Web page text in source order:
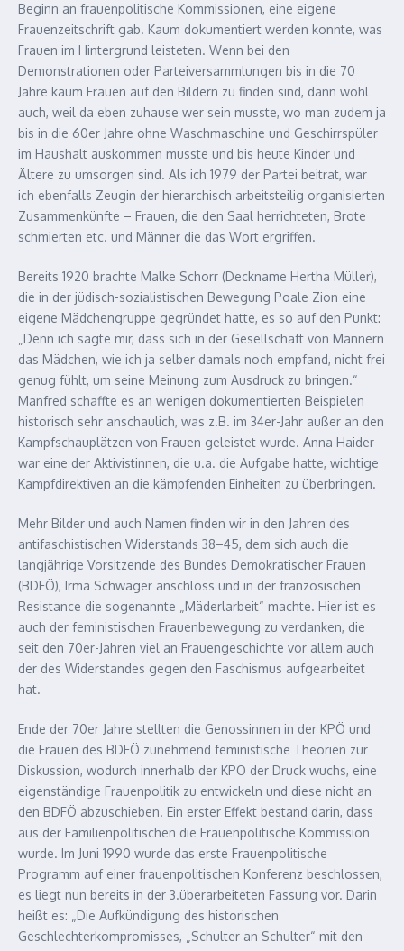
Beginn an frauenpolitische Kommissionen, eine eigene
Frauenzeitschrift gab. Kaum dokumentiert werden konnte, was
Frauen im Hintergrund leisteten. Wenn bei den
Demonstrationen oder Parteiversammlungen bis in die 70
Jahre kaum Frauen auf den Bildern zu finden sind, dann wohl
auch, weil da eben zuhause wer sein musste, wo man zudem ja
bis in die 60er Jahre ohne Waschmaschine und Geschirrspüler
im Haushalt auskommen musste und bis heute Kinder und
Ältere zu umsorgen sind. Als ich 1979 der Partei beitrat, war
ich ebenfalls Zeugin der hierarchisch arbeitsteilig organisierten
Zusammenkünfte – Frauen, die den Saal herrichteten, Brote
schmierten etc. und Männer die das Wort ergriffen.
Bereits 1920 brachte Malke Schorr (Deckname Hertha Müller),
die in der jüdisch-sozialistischen Bewegung Poale Zion eine
eigene Mädchengruppe gegründet hatte, es so auf den Punkt:
„Denn ich sagte mir, dass sich in der Gesellschaft von Männern
das Mädchen, wie ich ja selber damals noch empfand, nicht frei
genug fühlt, um seine Meinung zum Ausdruck zu bringen.“
Manfred schaffte es an wenigen dokumentierten Beispielen
historisch sehr anschaulich, was z.B. im 34er-Jahr außer an den
Kampfschauplätzen von Frauen geleistet wurde. Anna Haider
war eine der Aktivistinnen, die u.a. die Aufgabe hatte, wichtige
Kampfdirektiven an die kämpfenden Einheiten zu überbringen.
Mehr Bilder und auch Namen finden wir in den Jahren des
antifaschistischen Widerstands 38–45, dem sich auch die
langjährige Vorsitzende des Bundes Demokratischer Frauen
(BDFÖ), Irma Schwager anschloss und in der französischen
Resistance die sogenannte „Mäderlarbeit“ machte. Hier ist es
auch der feministischen Frauenbewegung zu verdanken, die
seit den 70er-Jahren viel an Frauengeschichte vor allem auch
der des Widerstandes gegen den Faschismus aufgearbeitet
hat.
Ende der 70er Jahre stellten die Genossinnen in der KPÖ und
die Frauen des BDFÖ zunehmend feministische Theorien zur
Diskussion, wodurch innerhalb der KPÖ der Druck wuchs, eine
eigenständige Frauenpolitik zu entwickeln und diese nicht an
den BDFÖ abzuschieben. Ein erster Effekt bestand darin, dass
aus der Familienpolitischen die Frauenpolitische Kommission
wurde. Im Juni 1990 wurde das erste Frauenpolitische
Programm auf einer frauenpolitischen Konferenz beschlossen,
es liegt nun bereits in der 3.überarbeiteten Fassung vor. Darin
heißt es: „Die Aufkündigung des historischen
Geschlechterkom­promisses, „Schulter an Schulter“ mit den